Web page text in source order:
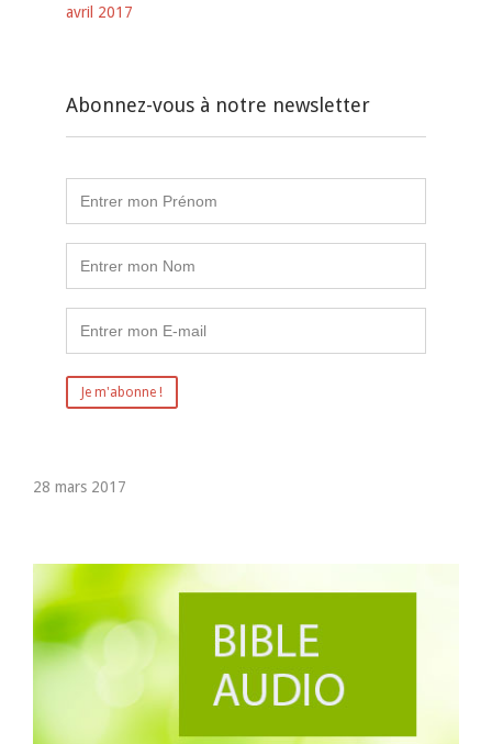
avril 2017
Abonnez-vous à notre newsletter
28 mars 2017